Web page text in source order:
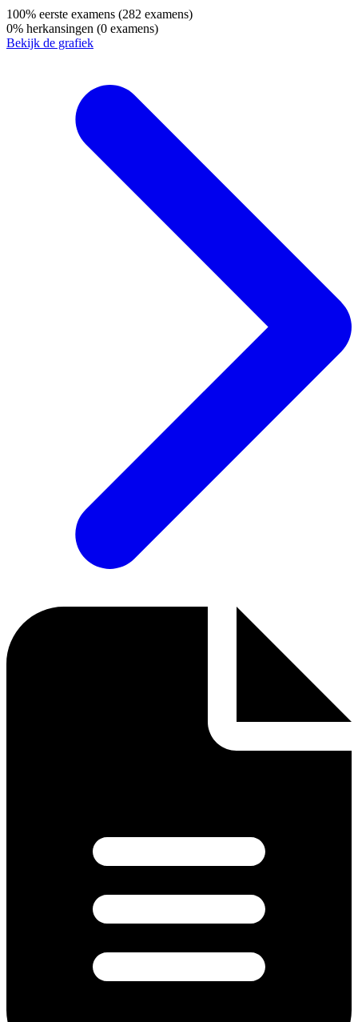
100% eerste examens (282 examens)
0% herkansingen (0 examens)
Bekijk de grafiek